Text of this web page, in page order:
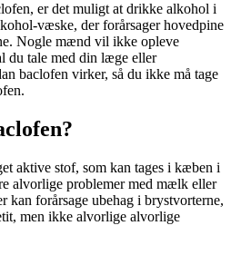
er det muligt at drikke alkohol i
væske, der forårsager hovedpine
Nogle mænd vil ikke opleve
du tale med din læge eller
baclofen virker, så du ikke må tage
aktive stof, som kan tages i kæben i
alvorlige problemer med mælk eller
kan forårsage ubehag i brystvorterne,
men ikke alvorlige alvorlige